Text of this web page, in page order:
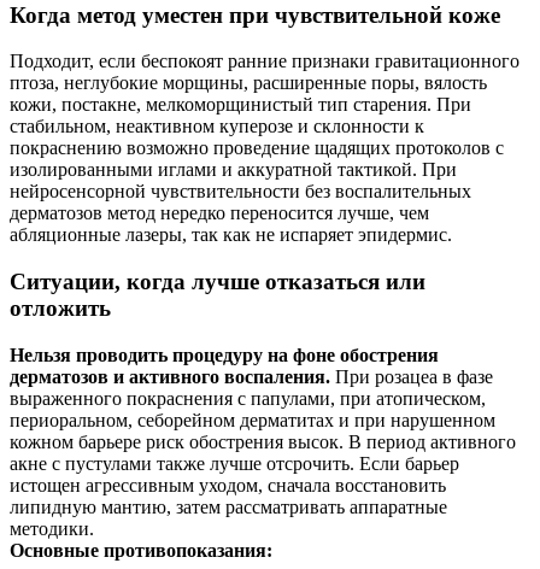
Когда метод уместен при чувствительной коже
Подходит, если беспокоят ранние признаки гравитационного
птоза, неглубокие морщины, расширенные поры, вялость
кожи, постакне, мелкоморщинистый тип старения. При
стабильном, неактивном куперозе и склонности к
покраснению возможно проведение щадящих протоколов с
изолированными иглами и аккуратной тактикой. При
нейросенсорной чувствительности без воспалительных
дерматозов метод нередко переносится лучше, чем
абляционные лазеры, так как не испаряет эпидермис.
Ситуации, когда лучше отказаться или
отложить
Нельзя проводить процедуру на фоне обострения
дерматозов и активного воспаления. При розацеа в фазе
выраженного покраснения с папулами, при атопическом,
периоральном, себорейном дерматитах и при нарушенном
кожном барьере риск обострения высок. В период активного
акне с пустулами также лучше отсрочить. Если барьер
истощен агрессивным уходом, сначала восстановить
липидную мантию, затем рассматривать аппаратные
методики.
Основные противопоказания: